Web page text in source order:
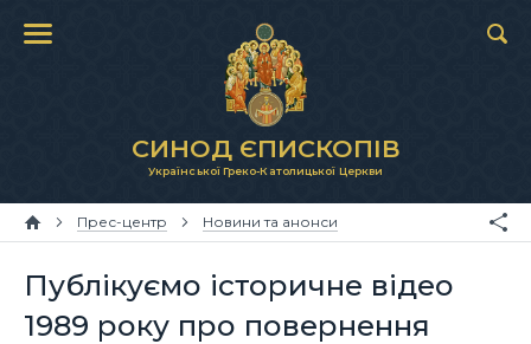
СИНОД ЄПИСКОПІВ
Української Греко-Католицької Церкви
Прес-центр Новини та анонси
Публікуємо історичне відео
1989 року про повернення